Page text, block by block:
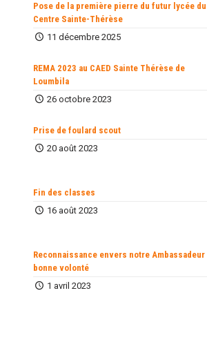
Pose de la première pierre du futur lycée du
Centre Sainte-Thérèse
11 décembre 2025
REMA 2023 au CAED Sainte Thérèse de
Loumbila
26 octobre 2023
Prise de foulard scout
20 août 2023
Fin des classes
16 août 2023
Reconnaissance envers notre Ambassadeur
bonne volonté
1 avril 2023